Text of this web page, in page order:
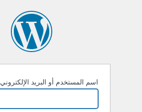
اسم المستخدم أو البريد الإلكتروني